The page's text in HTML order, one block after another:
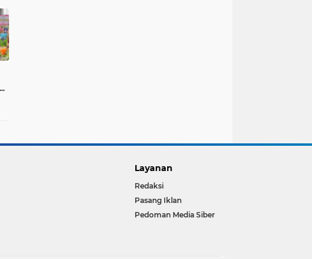
Layanan
Redaksi
Pasang Iklan
Pedoman Media Siber